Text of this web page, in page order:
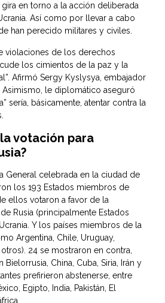
en torno a la acción deliberada
Así como por llevar a cabo
han perecido militares y civiles.
violaciones de los derechos
los cimientos de la paz y la
Afirmó Sergy Kyslysya, embajador
Asimismo, le diplomático aseguró
sería, básicamente, atentar contra la
votación para
General celebrada en la ciudad de
los 193 Estados miembros de
ellos votaron a favor de la
Rusia (principalmente Estados
Y los países miembros de la
Argentina, Chile, Uruguay,
24 se mostraron en contra,
China, Cuba, Siria, Irán y
prefirieron abstenerse, entre
Egipto, India, Pakistán, El